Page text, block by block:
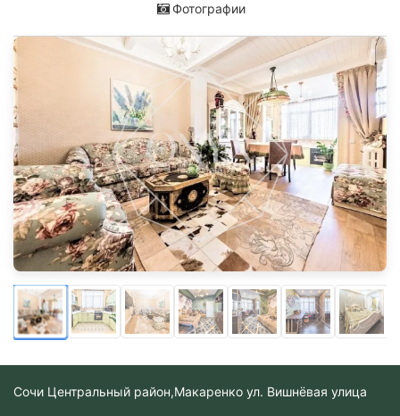
Фотографии
Сочи Центральный район,Макаренко ул. Вишнёвая улица